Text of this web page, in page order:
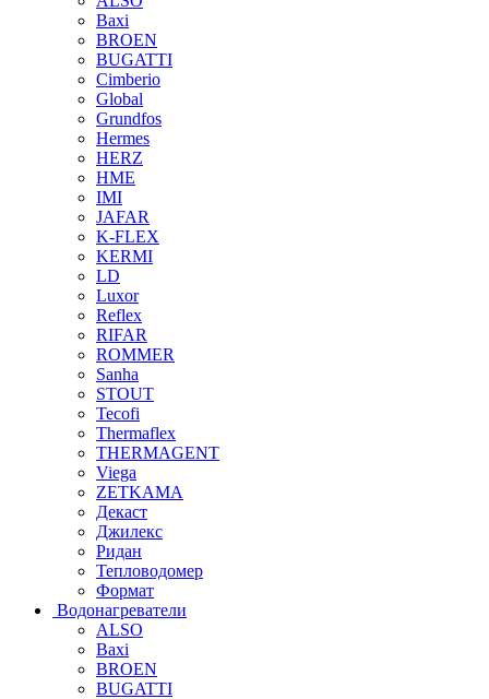
Baxi
BROEN
BUGATTI
Cimberio
Global
Grundfos
Hermes
HERZ
HME
IMI
JAFAR
K-FLEX
KERMI
LD
Luxor
Reflex
RIFAR
ROMMER
Sanha
STOUT
Tecofi
Thermaflex
THERMAGENT
Viega
ZETKAMA
Декаст
Джилекс
Ридан
Тепловодомер
Формат
Водонагреватели
ALSO
Baxi
BROEN
BUGATTI